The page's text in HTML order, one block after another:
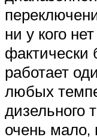
ни у кого
фактически
работает
любых
дизельного
очень мало,